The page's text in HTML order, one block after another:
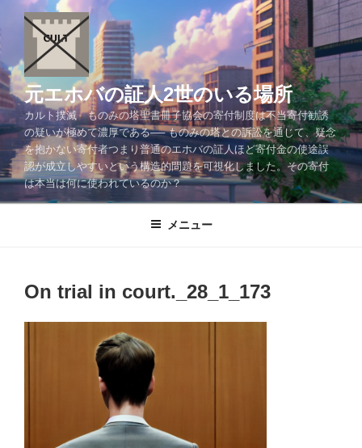
ン
テ
ン
ツ
へ
ス
ッ
プ
元エホバの証人2世のいる場所
カルト撲滅 ものみの塔聖書冊子協会の寄付制度は不当寄付勧誘
の疑いが極めて濃厚である── ものみの塔との訴訟を通じて、疑念
を抱かない寄付者つまり普通のエホバの証人ほど寄付金の使途誤
認が成立しやすいという構造的問題を可視化しました。その寄付
は本当は何に使われているのか？
メニュー
On trial in court._28_1_173